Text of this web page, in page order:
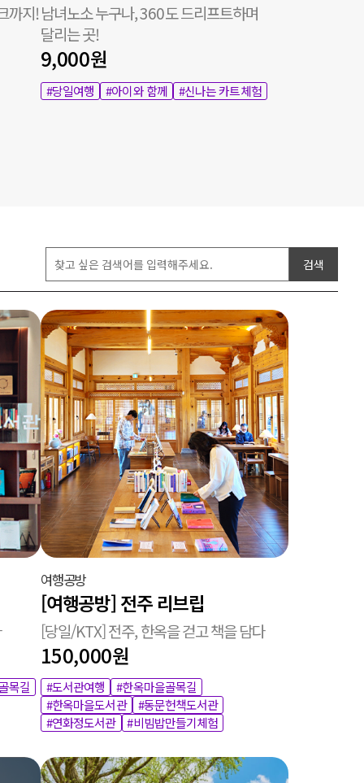
까지!남녀노소 누구나, 360도 드리프트하며
달리는 곳!
9,000원
#당일여행 #아이와 함께 #신나는 카트체험
검색어입력
목길
여행공방
[여행공방] 전주 리브립
[당일/KTX] 전주, 한옥을 걷고 책을 담다
150,000원
#도서관여행
#한옥마을골목길
#한옥마을도서관
#동문헌책도서관
#연화정도서관
#비빔밥만들기체험